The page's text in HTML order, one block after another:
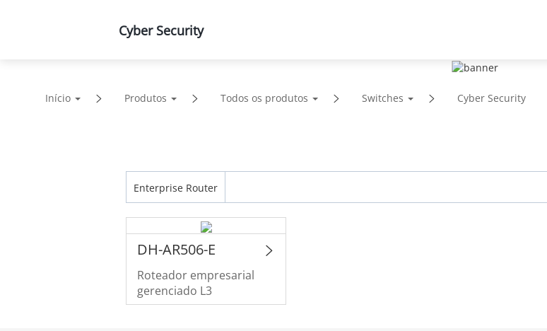
Produtos Soluções
Início Produtos Todos os produtos Switches Cyber Security
Cyber Security
Enterprise Router
DH-AR506-E
Roteador empresarial
gerenciado L3